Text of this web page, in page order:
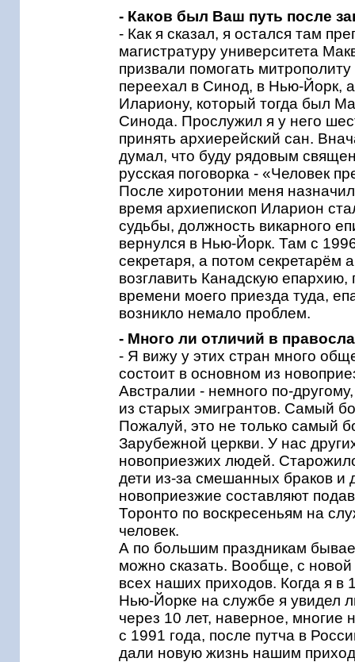
- Каков был Ваш путь после
- Как я сказал, я остался там
магистратуру университета
призвали помогать
переехал в Синод, в Нью-Йорк,
Илариону, который тогда был
Синода. Прослужил я у него
принять архиерейский сан.
думал, что буду рядовым
русская поговорка - «Человек
После хиротонии меня
время архиепископ Иларион
судьбы, должность викарного
вернулся в Нью-Йорк. Там с
секретаря, а потом секретарём
возглавить Канадскую
времени моего приезда туда,
возникло немало проблем.
- Много ли отличий в
- Я вижу у этих стран много
состоит в основном из
Австралии - немного по-
из старых эмигрантов. Самый
Пожалуй, это не только самый
Зарубежной церкви. У нас
новоприезжих людей.
дети из-за смешанных браков и
новоприезжие составляют
Торонто по воскресеньям на
человек.
А по большим праздникам
можно сказать. Вообще, с
всех наших приходов. Когда я в
Нью-Йорке на службе я увидел
через 10 лет, наверное,
с 1991 года, после путча в
дали новую жизнь нашим